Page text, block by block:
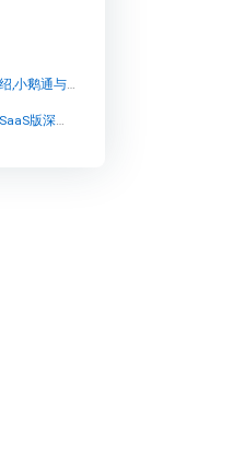
知识付费系统前端功能介绍,小鹅通与兔知云课堂：探索知识付费新时代
托管版、私有化部署版、SaaS版深度解析：知识付费平台如何选型？